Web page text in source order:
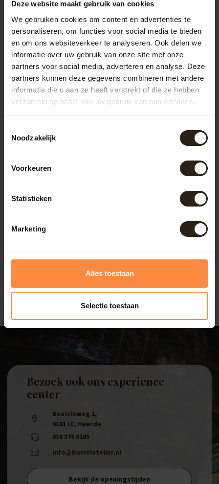
Deze website maakt gebruik van cookies
We gebruiken cookies om content en advertenties te
personaliseren, om functies voor social media te bieden
en om ons websiteverkeer te analyseren. Ook delen we
informatie over uw gebruik van onze site met onze
partners voor social media, adverteren en analyse. Deze
partners kunnen deze gegevens combineren met andere
informatie die u aan ze heeft verstrekt of die ze hebben
verzameld op basis van uw gebruik van hun services.
Noodzakelijk
Voorkeuren
Statistieken
Marketing
Alles toestaan
Selectie toestaan
hebben een strakke, moderne look en zijn duurzaam.
Kunststof regentonnen zijn lichtgewicht en
onderhoudsvriendelijk, maar missen vaak de charme van
natuurlijke materialen.
Houten regentonnen
De houten regentonnen van Barrel Atelier zijn vervaardigd
uit gerecyclede wijn-, whisky- of portvaten. Deze unieke
regentonnen combineren functionaliteit met een
robuuste uitstraling, waardoor ze een eyecatcher zijn in
elke tuin. Bovendien draagt het hergebruik van
Zinken regentonnen
weersomstandigheden en roesten niet, wat zorgt voor
geschikt voor zowel moderne als klassieke tuinen in
Hillegom.
Voor extra gebruiksgemak bieden wij regentonnen met
terwijl je tegelijkertijd bijdraagt aan waterbesparing.
Bezoek ook ons experience
center
Beatrixweg 1,
8181 LC, Heerde
038 376 0185
info@barrelatelier.nl
Bekijk de openingstijden